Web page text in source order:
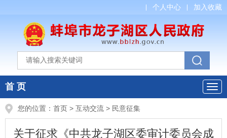
个人中心 加入收藏
首 页
您的位置： 首页 > 互动交流 > 民意征集
关于征求《中共龙子湖区委审计委员会成